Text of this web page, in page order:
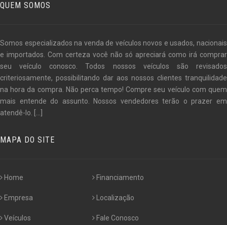
QUEM SOMOS
Somos especializados na venda de veículos novos e usados, nacionais
e importados. Com certeza você não só apreciará como irá comprar
seu veículo conosco. Todos nossos veículos são revisados
criteriosamente, possibilitando dar aos nossos clientes tranquilidade
na hora da compra. Não perca tempo! Compre seu veículo com quem
mais entende do assunto. Nossos vendedores terão o prazer em
atendê-lo. [...]
MAPA DO SITE
Home
Empresa
Veículos
Financiamento
Localização
Fale Conosco